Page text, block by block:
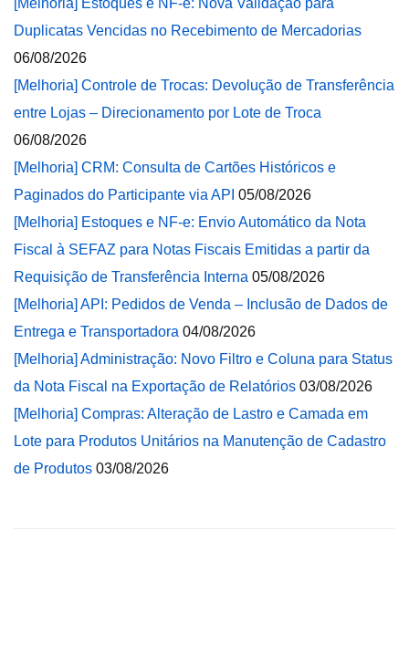
[Melhoria] Estoques e NF-e: Nova Validação para
Duplicatas Vencidas no Recebimento de Mercadorias
06/08/2026
[Melhoria] Controle de Trocas: Devolução de Transferência
entre Lojas – Direcionamento por Lote de Troca
06/08/2026
[Melhoria] CRM: Consulta de Cartões Históricos e
Paginados do Participante via API 05/08/2026
[Melhoria] Estoques e NF-e: Envio Automático da Nota
Fiscal à SEFAZ para Notas Fiscais Emitidas a partir da
Requisição de Transferência Interna 05/08/2026
[Melhoria] API: Pedidos de Venda – Inclusão de Dados de
Entrega e Transportadora 04/08/2026
[Melhoria] Administração: Novo Filtro e Coluna para Status
da Nota Fiscal na Exportação de Relatórios 03/08/2026
[Melhoria] Compras: Alteração de Lastro e Camada em
Lote para Produtos Unitários na Manutenção de Cadastro
de Produtos 03/08/2026